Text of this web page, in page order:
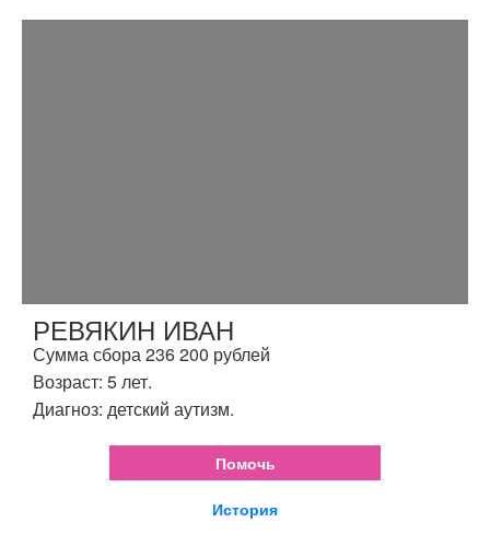
РЕВЯКИН ИВАН
Сумма сбора 236 200 рублей
Возраст: 5 лет.
Диагноз: детский аутизм.
Помочь
История